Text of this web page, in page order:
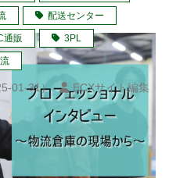
配送センター
通販 3PL
01-31）
ECXサイト編集